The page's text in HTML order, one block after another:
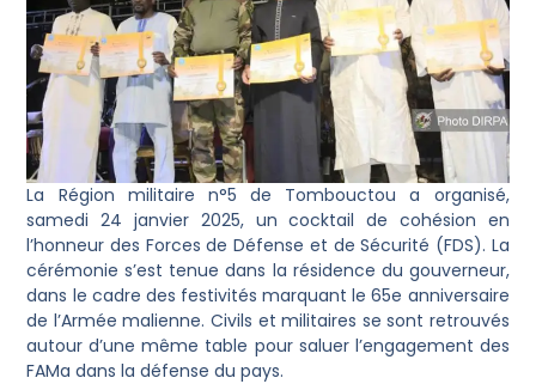
La Région militaire n°5 de Tombouctou a organisé,
samedi 24 janvier 2025, un cocktail de cohésion en
l’honneur des Forces de Défense et de Sécurité (FDS). La
cérémonie s’est tenue dans la résidence du gouverneur,
dans le cadre des festivités marquant le 65e anniversaire
de l’Armée malienne. Civils et militaires se sont retrouvés
autour d’une même table pour saluer l’engagement des
FAMa dans la défense du pays.